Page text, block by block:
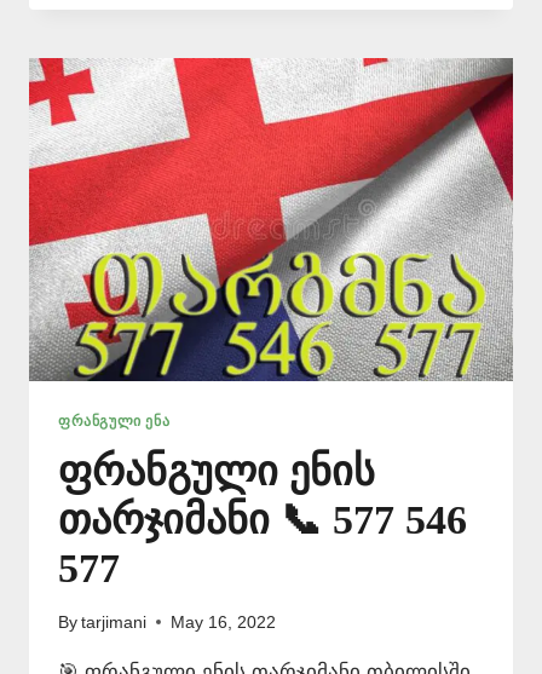
ᲔᲜᲐᲖᲔ
577
546
577
ᲤᲠᲐᲜᲒᲣᲚᲘ ᲔᲜᲐ
ფრანგული ენის
თარჯიმანი 📞 577 546
577
By tarjimani May 16, 2022